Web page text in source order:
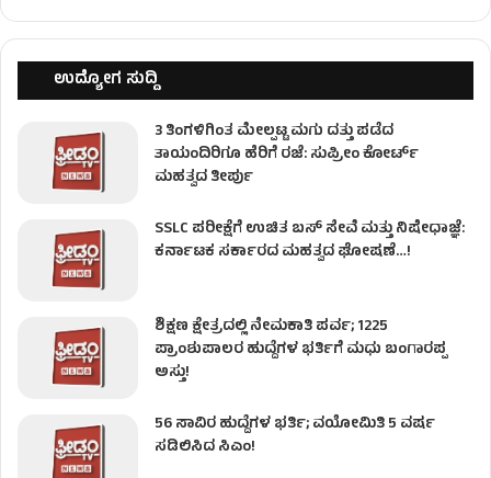
ಉದ್ಯೋಗ ಸುದ್ದಿ
3 ತಿಂಗಳಿಗಿಂತ ಮೇಲ್ಪಟ್ಟ ಮಗು ದತ್ತು ಪಡೆದ
ತಾಯಂದಿರಿಗೂ ಹೆರಿಗೆ ರಜೆ: ಸುಪ್ರೀಂ ಕೋರ್ಟ್
ಮಹತ್ವದ ತೀರ್ಪು
SSLC ಪರೀಕ್ಷೆಗೆ ಉಚಿತ ಬಸ್ ಸೇವೆ ಮತ್ತು ನಿಷೇಧಾಜ್ಞೆ:
ಕರ್ನಾಟಕ ಸರ್ಕಾರದ ಮಹತ್ವದ ಘೋಷಣೆ…!
ಶಿಕ್ಷಣ ಕ್ಷೇತ್ರದಲ್ಲಿ ನೇಮಕಾತಿ ಪರ್ವ; 1225
ಪ್ರಾಂಶುಪಾಲರ ಹುದ್ದೆಗಳ ಭರ್ತಿಗೆ ಮಧು ಬಂಗಾರಪ್ಪ
ಅಸ್ತು!
56 ಸಾವಿರ ಹುದ್ದೆಗಳ ಭರ್ತಿ; ವಯೋಮಿತಿ 5 ವರ್ಷ
ಸಡಿಲಿಸಿದ ಸಿಎಂ!